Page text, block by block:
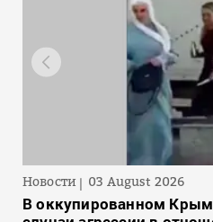
Новости 03 August 2026
В оккупированном